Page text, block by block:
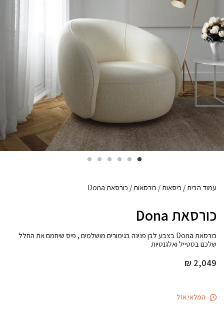
עמוד הבית/ כיסאות/ כורסאות/ כורסאת Dona
כורסאת Dona
כורסאת Dona בצבע לבן פנינה בגימורים מושלמים , פיס שיחמם את החלל
שלכם בסטייל ואלגנטיות
₪ 2,049
המלאי אזל